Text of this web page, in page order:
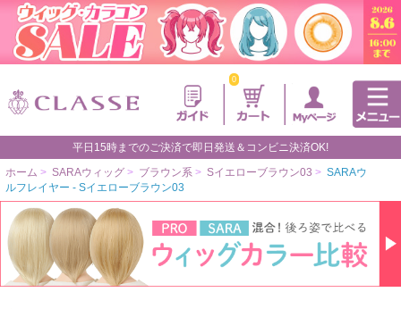
0
平日15時までのご決済で即日発送＆コンビニ決済OK!
ホーム > SARAウィッグ > ブラウン系 > Sイエローブラウン03 > SARAウ
ルフレイヤー - Sイエローブラウン03